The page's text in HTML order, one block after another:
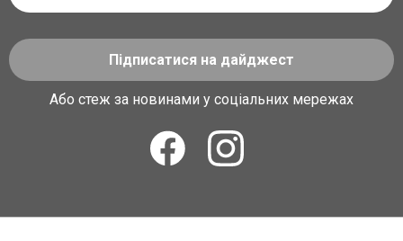
Підписатися на дайджест
Або стеж за новинами у соціальних мережах